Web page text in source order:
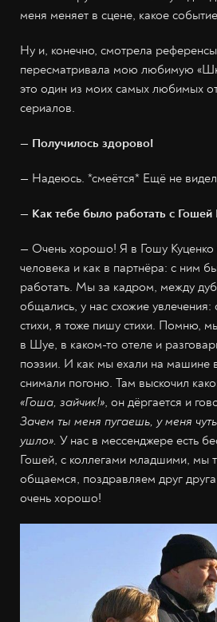
меня меняет в сцене, какое
Ну и, конечно, смотрела
пересматривала мою любимую
это один из моих самых любимых
сериалов.
— Получилось здорово!
— Надеюсь. *смеётся* Ещё не
— Как тебе было работать с Гошей
— Очень хорошо! Я в Гошу Куценко
человека и как в партнёра: с ним
работать. Мы за кадром, между
общались, у нас схожие
стихи, я тоже пишу стихи. Помню,
в Шуе, в каком-то отеле и
поэзии. И как мы ехали на машине
снимали погоню. Там выскочил
«Гоша, зайчик!», он дёргается и
Зачем ты меня пугаешь, у меня
ушло». У нас в мессенджере есть
Гошей, с коллегами младшими, мы
общаемся, поздравляем друг
очень хорошо!